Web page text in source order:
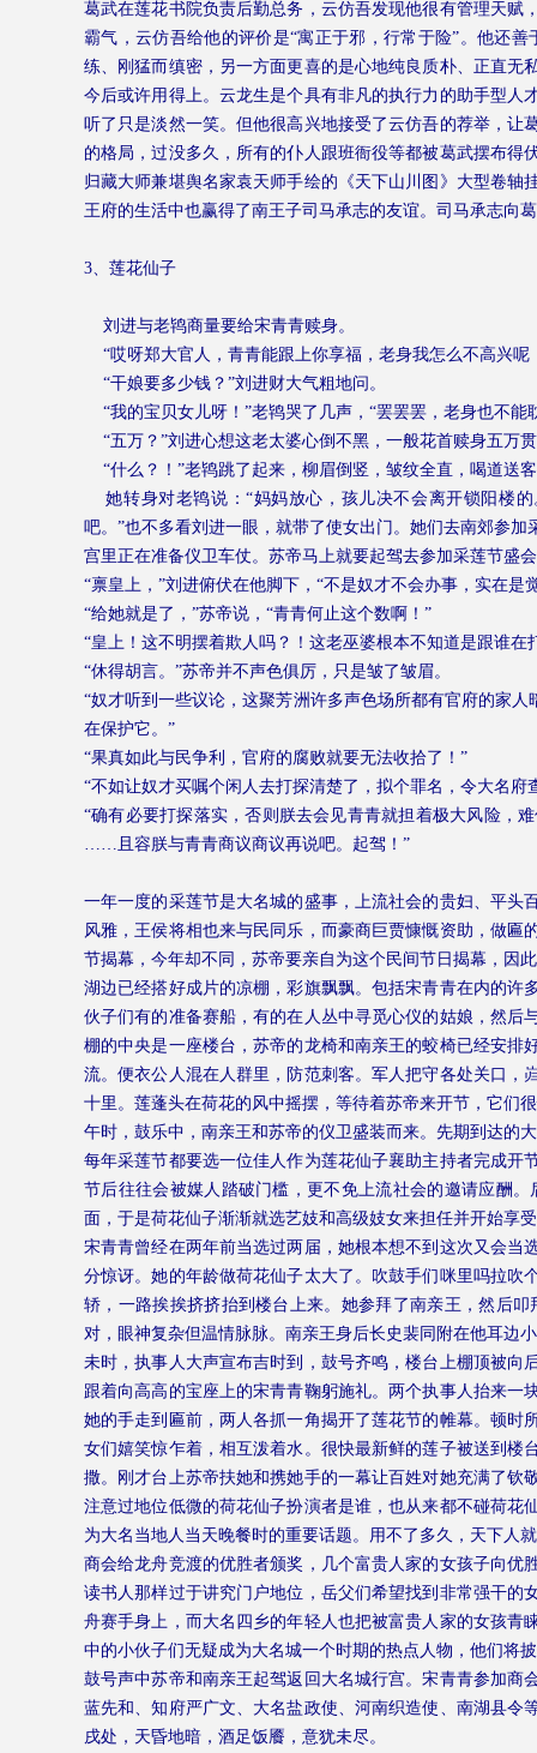
葛武在莲花书院负责后勤总务，云仿吾发现他很有管理天
霸气，云仿吾给他的评价是“寓正于邪，行常于险”。他还
练、刚猛而缜密，另一方面更喜的是心地纯良质朴、正直
今后或许用得上。云龙生是个具有非凡的执行力的助手型
听了只是淡然一笑。但他很高兴地接受了云仿吾的荐举，
的格局，过没多久，所有的仆人跟班衙役等都被葛武摆布
归藏大师兼堪舆名家袁天师手绘的《天下山川图》大型卷
王府的生活中也赢得了南王子司马承志的友谊。司马承志向
3、莲花仙子
刘进与老鸨商量要给宋青青赎身。
“哎呀郑大官人，青青能跟上你享福，老身我怎么不高兴
“干娘要多少钱？”刘进财大气粗地问。
“我的宝贝女儿呀！”老鸨哭了几声，“罢罢罢，老身也不
“五万？”刘进心想这老太婆心倒不黑，一般花首赎身五万
“什么？！”老鸨跳了起来，柳眉倒竖，皱纹全直，喝道送
她转身对老鸨说：“妈妈放心，孩儿决不会离开锁阳楼
吧。”也不多看刘进一眼，就带了使女出门。她们去南郊参
宫里正在准备仪卫车仗。苏帝马上就要起驾去参加采莲节盛
“禀皇上，”刘进俯伏在他脚下，“不是奴才不会办事，实在
“给她就是了，”苏帝说，“青青何止这个数啊！”
“皇上！这不明摆着欺人吗？！这老巫婆根本不知道是跟谁
“休得胡言。”苏帝并不声色俱厉，只是皱了皱眉。
“奴才听到一些议论，这聚芳洲许多声色场所都有官府的家
在保护它。”
“果真如此与民争利，官府的腐败就要无法收拾了！”
“不如让奴才买嘱个闲人去打探清楚了，拟个罪名，令大名
“确有必要打探落实，否则朕去会见青青就担着极大风险，
……且容朕与青青商议商议再说吧。起驾！”
一年一度的采莲节是大名城的盛事，上流社会的贵妇、平
风雅，王侯将相也来与民同乐，而豪商巨贾慷慨资助，做
节揭幕，今年却不同，苏帝要亲自为这个民间节日揭幕，因
湖边已经搭好成片的凉棚，彩旗飘飘。包括宋青青在内的
伙子们有的准备赛船，有的在人丛中寻觅心仪的姑娘，然
棚的中央是一座楼台，苏帝的龙椅和南亲王的蛟椅已经安
流。便衣公人混在人群里，防范刺客。军人把守各处关口
十里。莲蓬头在荷花的风中摇摆，等待着苏帝来开节，它们
午时，鼓乐中，南亲王和苏帝的仪卫盛装而来。先期到达的
每年采莲节都要选一位佳人作为莲花仙子襄助主持者完成
节后往往会被媒人踏破门槛，更不免上流社会的邀请应酬
面，于是荷花仙子渐渐就选艺妓和高级妓女来担任并开始享
宋青青曾经在两年前当选过两届，她根本想不到这次又会
分惊讶。她的年龄做荷花仙子太大了。吹鼓手们咪里吗拉
轿，一路挨挨挤挤抬到楼台上来。她参拜了南亲王，然后
对，眼神复杂但温情脉脉。南亲王身后长史裴同附在他耳边
未时，执事人大声宣布吉时到，鼓号齐鸣，楼台上棚顶被
跟着向高高的宝座上的宋青青鞠躬施礼。两个执事人抬来
她的手走到匾前，两人各抓一角揭开了莲花节的帷幕。顿
女们嬉笑惊乍着，相互泼着水。很快最新鲜的莲子被送到
撒。刚才台上苏帝扶她和携她手的一幕让百姓对她充满了
注意过地位低微的荷花仙子扮演者是谁，也从来都不碰荷
为大名当地人当天晚餐时的重要话题。用不了多久，天下人
商会给龙舟竞渡的优胜者颁奖，几个富贵人家的女孩子向
读书人那样过于讲究门户地位，岳父们希望找到非常强干
舟赛手身上，而大名四乡的年轻人也把被富贵人家的女孩
中的小伙子们无疑成为大名城一个时期的热点人物，他们将
鼓号声中苏帝和南亲王起驾返回大名城行宫。宋青青参加
蓝先和、知府严广文、大名盐政使、河南织造使、南湖县
戌处，天昏地暗，酒足饭餍，意犹未尽。